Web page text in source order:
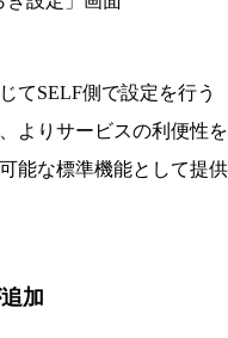
てSELF側で設定を行う
よりサービスの利便性を
能な標準機能として提供
加